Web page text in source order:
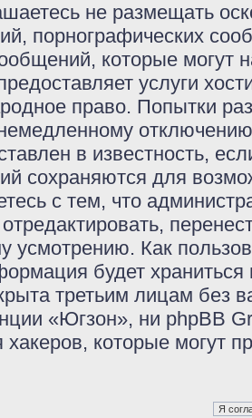
не размещать
порнографических
которые могут
услуги
право. Попытки
в известность,
сохраняются для
с тем, что
отредактировать,
усмотрению. Как
будет
третьим лицам без
«Югзон», ни phpBB
хакеров, которые могут